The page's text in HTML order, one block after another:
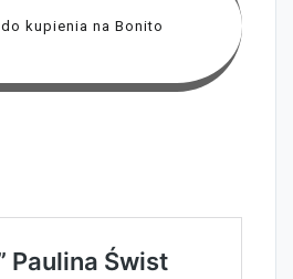
do kupienia na Bonito